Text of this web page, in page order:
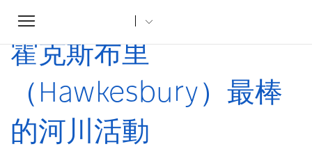
Toggle
navigation
家
霍克斯布里
（Hawkesbury）最棒
的河川活動